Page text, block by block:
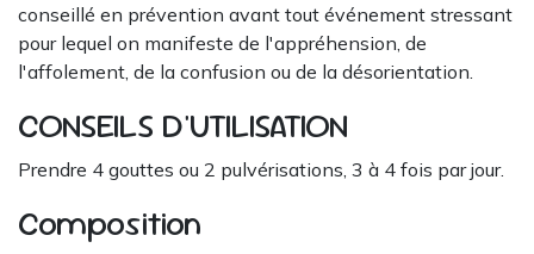
conseillé en prévention avant tout événement stressant
pour lequel on manifeste de l'appréhension, de
l'affolement, de la confusion ou de la désorientation.
CONSEILS D'UTILISATION
Prendre 4 gouttes ou 2 pulvérisations, 3 à 4 fois par jour.
Composition